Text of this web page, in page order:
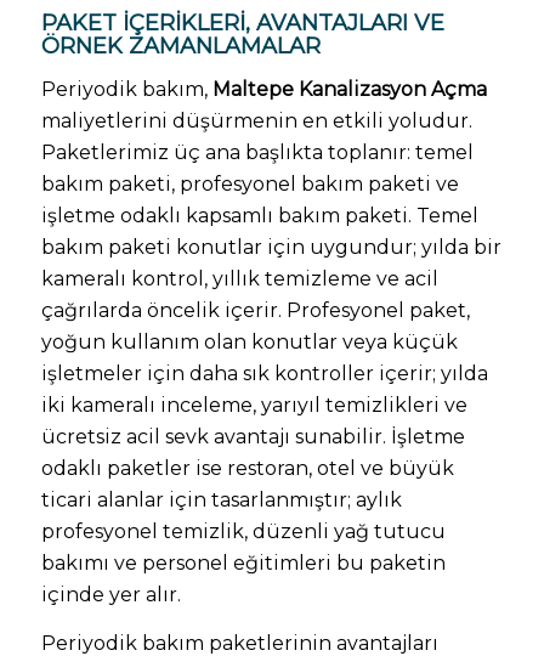
PAKET IÇERIKLERI, AVANTAJLARI VE
ÖRNEK ZAMANLAMALAR
Periyodik bakım, Maltepe Kanalizasyon Açma
maliyetlerini düşürmenin en etkili yoludur.
Paketlerimiz üç ana başlıkta toplanır: temel
bakım paketi, profesyonel bakım paketi ve
işletme odaklı kapsamlı bakım paketi. Temel
bakım paketi konutlar için uygundur; yılda bir
kameralı kontrol, yıllık temizleme ve acil
çağrılarda öncelik içerir. Profesyonel paket,
yoğun kullanım olan konutlar veya küçük
işletmeler için daha sık kontroller içerir; yılda
iki kameralı inceleme, yarıyıl temizlikleri ve
ücretsiz acil sevk avantajı sunabilir. İşletme
odaklı paketler ise restoran, otel ve büyük
ticari alanlar için tasarlanmıştır; aylık
profesyonel temizlik, düzenli yağ tutucu
bakımı ve personel eğitimleri bu paketin
içinde yer alır.
Periyodik bakım paketlerinin avantajları